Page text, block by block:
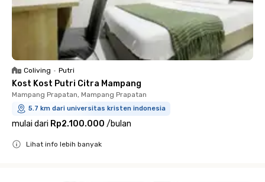
Coliving • Putri
Kost Kost Putri Citra Mampang
Mampang Prapatan, Mampang Prapatan
5.7 km dari universitas kristen indonesia
mulai dari Rp2.100.000 /bulan
Lihat info lebih banyak